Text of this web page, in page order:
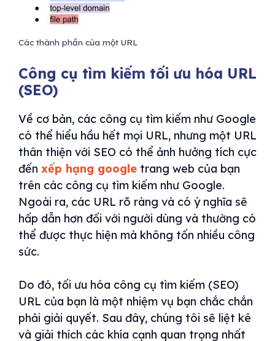
Các thành phần của một URL
Công cụ tìm kiếm tối ưu hóa URL
(SEO)
Về cơ bản, các công cụ tìm kiếm như Google
có thể hiểu hầu hết mọi URL, nhưng một URL
thân thiện với SEO có thể ảnh hưởng tích cực
đến xếp hạng google trang web của bạn
trên các công cụ tìm kiếm như Google.
Ngoài ra, các URL rõ ràng và có ý nghĩa sẽ
hấp dẫn hơn đối với người dùng và thường có
thể được thực hiện mà không tốn nhiều công
sức.
Do đó, tối ưu hóa công cụ tìm kiếm (SEO)
URL của bạn là một nhiệm vụ bạn chắc chắn
phải giải quyết. Sau đây, chúng tôi sẽ liệt kê
và giải thích các khía cạnh quan trọng nhất